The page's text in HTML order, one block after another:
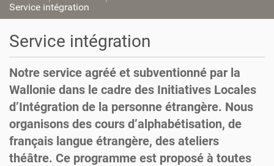
Service intégration
Service intégration
Notre service agréé et subventionné par la
Wallonie dans le cadre des Initiatives Locales
d’Intégration de la personne étrangère. Nous
organisons des cours d’alphabétisation, de
français langue étrangère, des ateliers
théâtre. Ce programme est proposé à toutes